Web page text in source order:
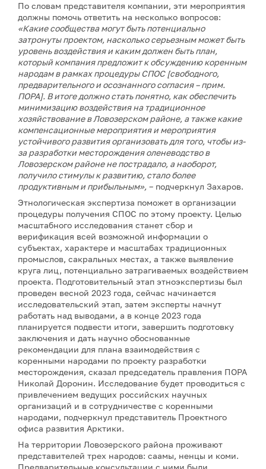
По словам представителя компании, эти мероприятия
должны помочь ответить на несколько вопросов:
«Какие сообщества могут быть потенциально
затронуты проектом, насколько серьезным может быть
уровень воздействия и каким должен быть план,
который компания предложит к обсуждению коренным
народам в рамках процедуры СПОС [свободного,
предварительного и осознанного согласия – прим.
ПОРА]. В итоге должно стать понятно, как обеспечить
минимизацию воздействия на традиционное
хозяйствование в Ловозерском районе, а также какие
компенсационные мероприятия и мероприятия
устойчивого развития организовать для того, чтобы из-
за разработки месторождения оленеводство в
Ловозерском районе не пострадало, а наоборот,
получило стимулы к развитию, стало более
продуктивным и прибыльным», – подчеркнул Захаров.
Этнологическая экспертиза поможет в организации
процедуры получения СПОС по этому проекту. Целью
масштабного исследования станет сбор и
верификация всей возможной информации о
субъектах, характере и масштабах традиционных
промыслов, сакральных местах, а также выявление
круга лиц, потенциально затрагиваемых воздействием
проекта. Подготовительный этап этноэкспертизы был
проведен весной 2023 года, сейчас начинается
исследовательский этап, затем эксперты начнут
работать над выводами, а в конце 2023 года
планируется подвести итоги, завершить подготовку
заключения и дать научно обоснованные
рекомендации для плана взаимодействия с
коренными народами по проекту разработки
месторождения, сказал председатель правления ПОРА
Николай Доронин. Исследование будет проводиться с
привлечением ведущих российских научных
организаций и в сотрудничестве с коренными
народами, подчеркнул представитель Проектного
офиса развития Арктики.
На территории Ловозерского района проживают
представителей трех народов: саамы, ненцы и коми.